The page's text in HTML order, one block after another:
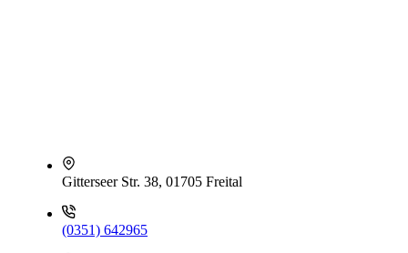
Gitterseer Str. 38, 01705 Freital
(0351) 642965